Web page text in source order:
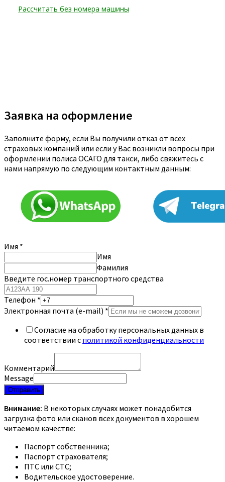
Заявка на оформление
Заполните форму, если Вы получили отказ от всех
страховых компаний или если у Вас возникли вопросы при
оформлении полиса ОСАГО для такси, либо свяжитесь с
нами напрямую по следующим контактным данным:
Имя *
Имя
Фамилия
Введите гос.номер транспортного средства
Телефон *
Электронная почта (e-mail) *
Согласие на обработку персональных данных в
соответствии с политикой конфиденциальности
Комментарий
Message
Отправить
Внимание: В некоторых случаях может понадобится
загрузка фото или сканов всех документов в хорошем
читаемом качестве:
Паспорт собственника;
Паспорт страхователя;
ПТС или СТС;
Водительское удостоверение.